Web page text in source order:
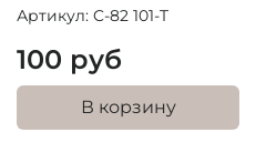
Артикул: C-82 101-T
100 руб
В корзину